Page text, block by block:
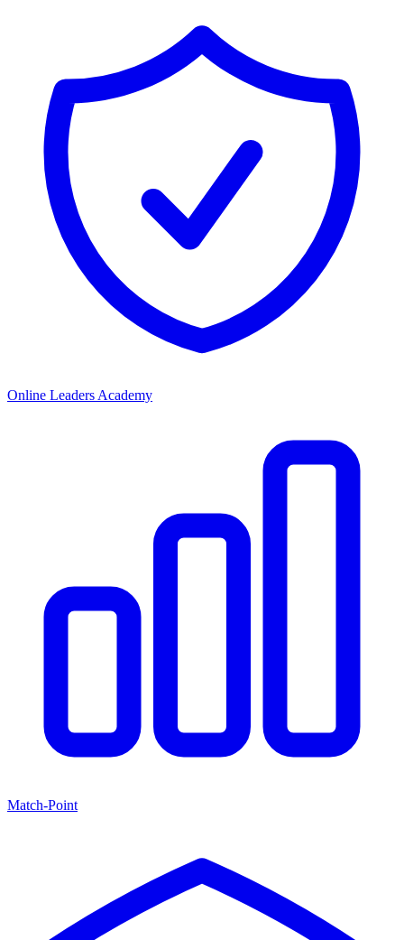
Online Leaders Academy
Match-Point